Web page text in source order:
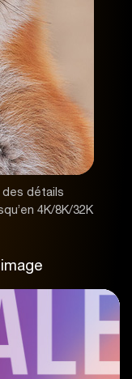
des détails
4K/8K/32K